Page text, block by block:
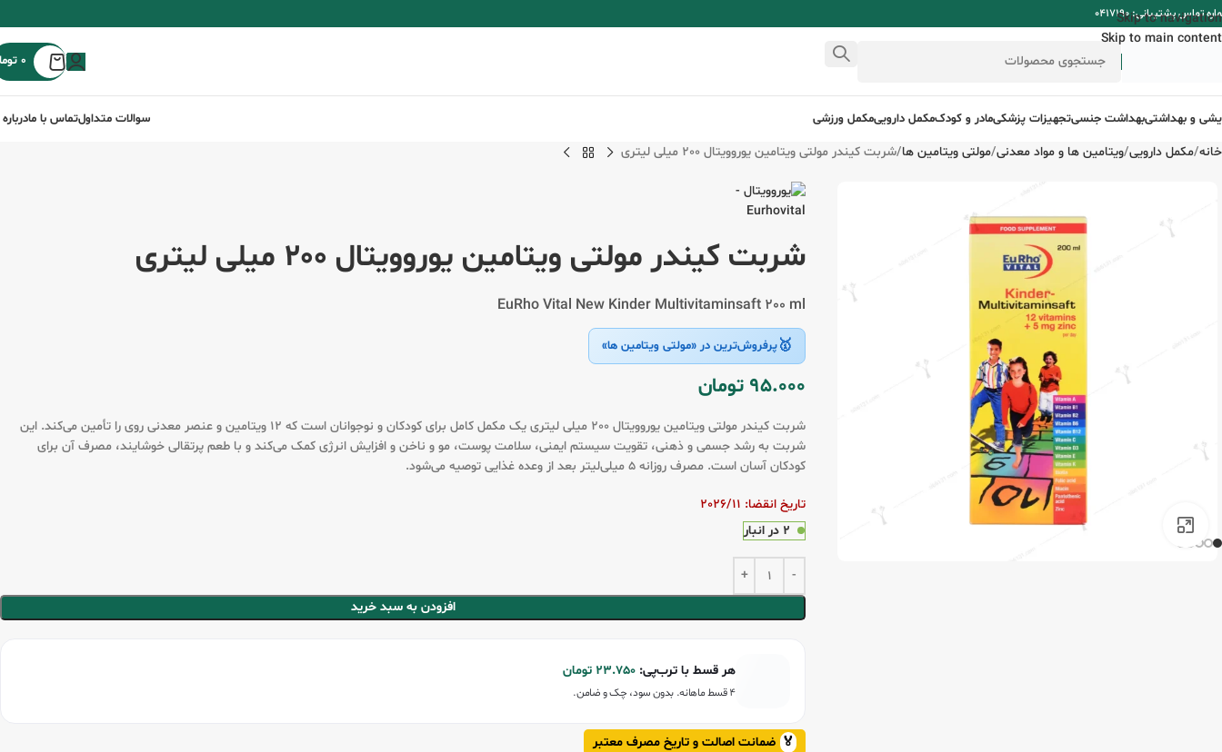
Skip to navigation
Skip to main content
تماس پشتیبانی: 0417190
0
و بهداشتیبهداشت جنسیتجهیزات پزشکیمادر و کودکمکمل داروییمکمل ورزشی سوالات متداولتماس با ما
خانه مکمل دارویی ویتامین ها و مواد معدنی مولتی ویتامین ها شربت کیندر مولتی ویتامین یوروویتال 200 میلی لیتری
برای بزرگنمایی کلیک کنید
شربت کیندر مولتی ویتامین یوروویتال 200 میلی لیتری
EuRho Vital New Kinder Multivitaminsaft 200 ml
🥇پرفروش‌ترین در «مولتی ویتامین ها»
95.000 تومان
شربت کیندر مولتی ویتامین یوروویتال 200 میلی لیتری یک مکمل کامل برای کودکان و نوجوانان است که ۱۲ ویتامین و عنصر معدنی روی را تأمین می‌کند. این
شربت به رشد جسمی و ذهنی، تقویت سیستم ایمنی، سلامت پوست، مو و ناخن و افزایش انرژی کمک می‌کند و با طعم پرتقالی خوشایند، مصرف آن برای
کودکان آسان است. مصرف روزانه ۵ میلی‌لیتر بعد از وعده غذایی توصیه می‌شود.
تاریخ انقضا: 2026/11
2 در انبار
افزودن به سبد خرید
هر قسط با ترب‌پی: 23.750 تومان
۴ قسط ماهانه. بدون سود، چک و ضامن.
🏅 ضمانت اصالت و تاریخ مصرف معتبر